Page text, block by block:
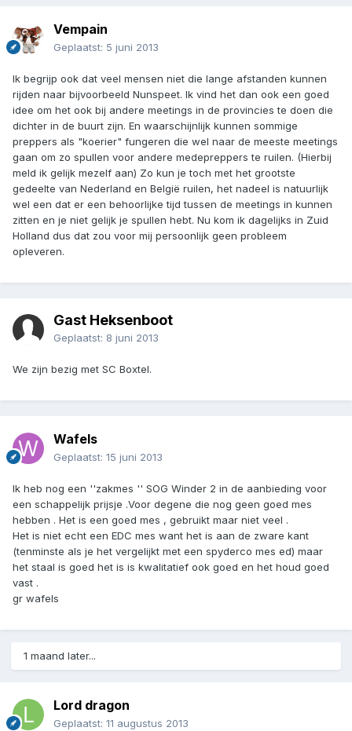
Vempain
Geplaatst: 5 juni 2013
Ik begrijp ook dat veel mensen niet die lange afstanden kunnen
rijden naar bijvoorbeeld Nunspeet. Ik vind het dan ook een goed
idee om het ook bij andere meetings in de provincies te doen die
dichter in de buurt zijn. En waarschijnlijk kunnen sommige
preppers als "koerier" fungeren die wel naar de meeste meetings
gaan om zo spullen voor andere medepreppers te ruilen. (Hierbij
meld ik gelijk mezelf aan) Zo kun je toch met het grootste
gedeelte van Nederland en België ruilen, het nadeel is natuurlijk
wel een dat er een behoorlijke tijd tussen de meetings in kunnen
zitten en je niet gelijk je spullen hebt. Nu kom ik dagelijks in Zuid
Holland dus dat zou voor mij persoonlijk geen probleem
opleveren.
Gast Heksenboot
Geplaatst: 8 juni 2013
We zijn bezig met SC Boxtel.
Wafels
Geplaatst: 15 juni 2013
Ik heb nog een ''zakmes '' SOG Winder 2 in de aanbieding voor
een schappelijk prijsje .Voor degene die nog geen goed mes
hebben . Het is een goed mes , gebruikt maar niet veel .
Het is niet echt een EDC mes want het is aan de zware kant
(tenminste als je het vergelijkt met een spyderco mes ed) maar
het staal is goed het is is kwalitatief ook goed en het houd goed
vast .
gr wafels
1 maand later...
Lord dragon
Geplaatst: 11 augustus 2013